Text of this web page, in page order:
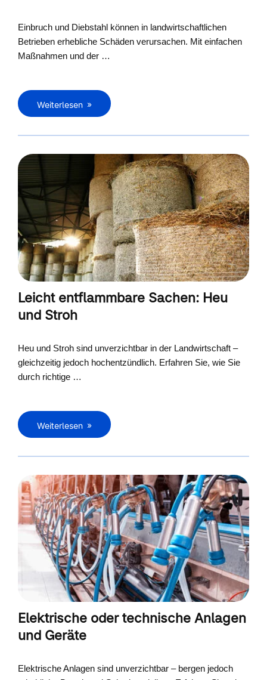
Einbruch und Diebstahl können in landwirtschaftlichen
Betrieben erhebliche Schäden verursachen. Mit einfachen
Maßnahmen und der …
Weiterlesen
Leicht entflammbare Sachen: Heu
und Stroh
Heu und Stroh sind unverzichtbar in der Landwirtschaft –
gleichzeitig jedoch hochentzündlich. Erfahren Sie, wie Sie
durch richtige …
Weiterlesen
Elektrische oder technische Anlagen
und Geräte
Elektrische Anlagen sind unverzichtbar – bergen jedoch